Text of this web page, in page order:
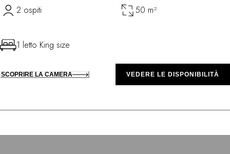
2 ospiti 50 m²
1 letto King size
SCOPRIRE LA CAMERA VEDERE LE DISPONIBILITÀ